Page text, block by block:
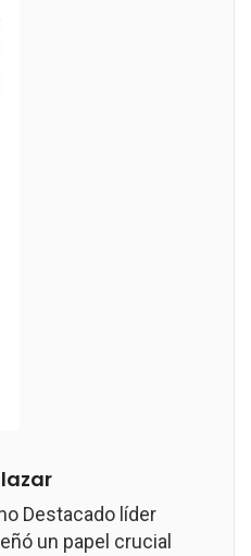
Destacado líder
un papel crucial